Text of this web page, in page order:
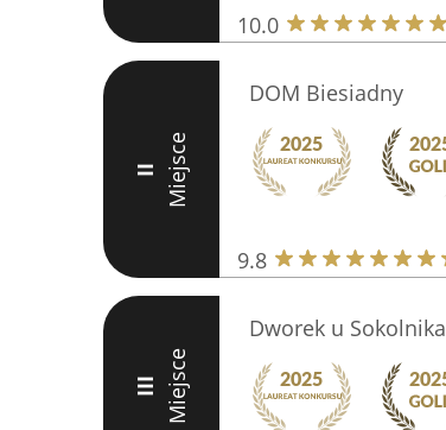
10.0
II Miejsce
DOM Biesiadny
9.8
III Miejsce
Dworek u Sokolnika